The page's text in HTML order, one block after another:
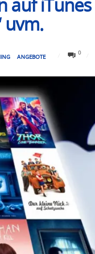
auf
uvm.
ANGEBOTE
0